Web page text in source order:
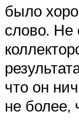
было
слово. Не
что он
не более,